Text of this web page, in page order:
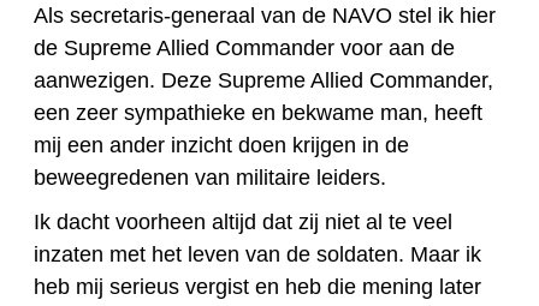
Als secretaris-generaal van de NAVO stel ik hier
de Supreme Allied Commander voor aan de
aanwezigen. Deze Supreme Allied Commander,
een zeer sympathieke en bekwame man, heeft
mij een ander inzicht doen krijgen in de
beweegredenen van militaire leiders.
Ik dacht voorheen altijd dat zij niet al te veel
inzaten met het leven van de soldaten. Maar ik
heb mij serieus vergist en heb die mening later